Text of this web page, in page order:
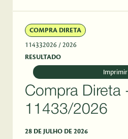
COMPRA DIRETA
114332026 / 2026
RESULTADO
Imprimir
Compra Direta -
11433/2026
28 DE JULHO DE 2026